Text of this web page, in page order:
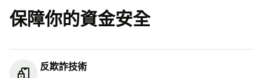
保障你的資金安全
反欺詐技術